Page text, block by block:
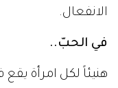
الانفعال.
في الحبّ..
هنيئاً لكل امرأة